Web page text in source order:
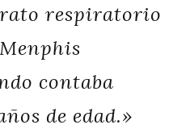
respiratorio
contaba
de edad.»